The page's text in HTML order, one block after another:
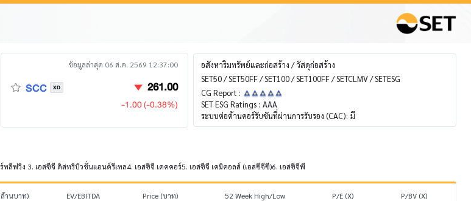
ข้อมูลล่าสุด 06 ส.ค. 2569 12:37:00
SCC XD 261.00
-1.00 (-0.38%)
อสังหาริมทรัพย์และก่อสร้าง / วัสดุก่อสร้าง
SET50 / SET50FF / SET100 / SET100FF / SETCLMV / SETESG
CG Report :
SET ESG Ratings : AAA
ระบบต่อต้านคอร์รับชันที่ผ่านการรับรอง (CAC): มี
ฟวิง 3. เอสซีจี ดิสทริบิวชั่นแอนด์รีเทล4. เอสซีจี เดคคอร์5. เอสซีจี เคมิคอลส์ (เอสซีจีซี)6. เอสซีจีพี
ล้านบาท) EV/EBITDA Price (บาท) 52 Week High/Low P/E (X) P/BV (X)